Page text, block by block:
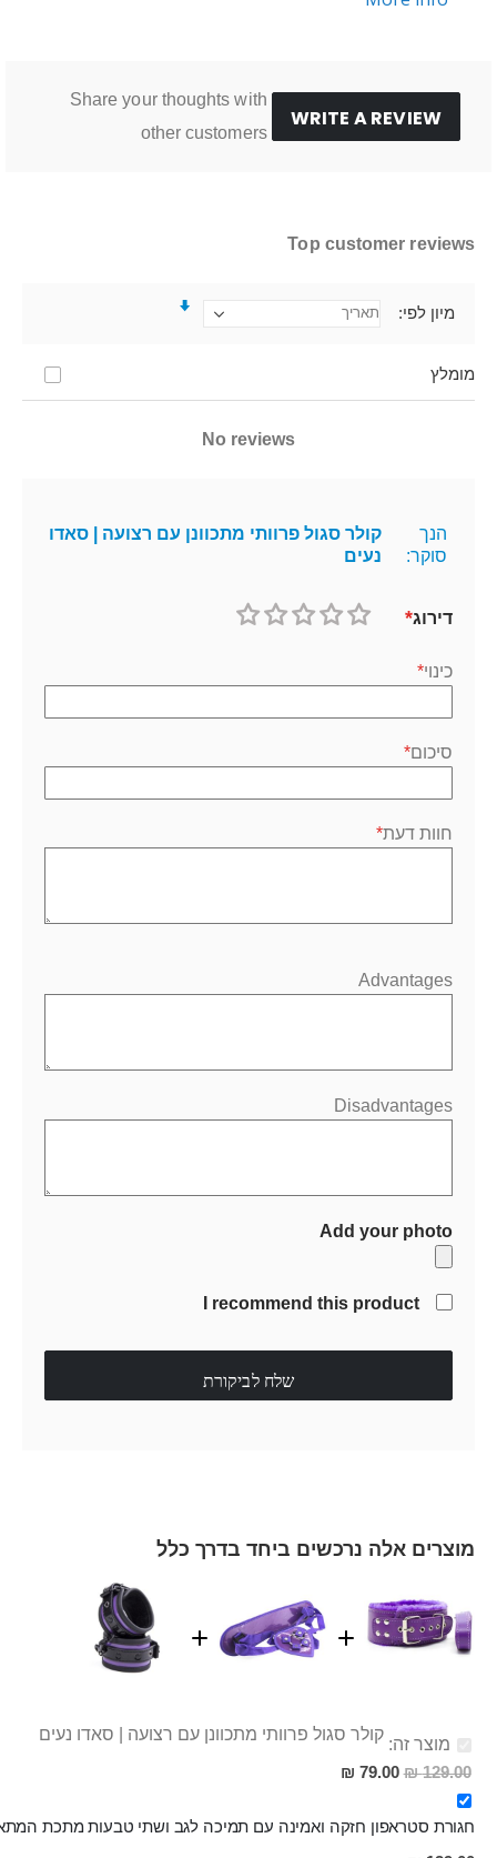
WRITE A REVIEW
Share your thoughts with
other customers
Top customer reviews
מומלץ
מיון לפי
No reviews
הנך
סוקר:
קולר סגול פרוותי מתכוונן עם רצועה | סאדו
נעים
דירוג
כינוי
סיכום
חוות דעת
Advantages
Disadvantages
Add your photo
I recommend this product
שלח לביקורת
מוצרים אלה נרכשים ביחד בדרך כלל
מוצר זה:
קולר סגול פרוותי מתכוונן עם רצועה | סאדו נעים
129.00 ₪
מחיר
79.00 ₪
חגורת סטראפון חזקה ואמינה עם תמיכה לגב ושתי טבעות מתכת